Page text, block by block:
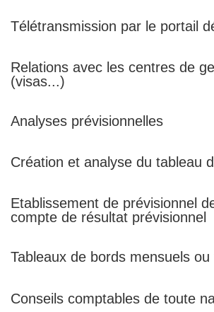
Télétransmission par le portail
Relations avec les centres de
(visas...)
Analyses prévisionnelles
Création et analyse du tableau
Etablissement de prévisionnel
compte de résultat prévisionnel
Tableaux de bords mensuels
Conseils comptables de toute